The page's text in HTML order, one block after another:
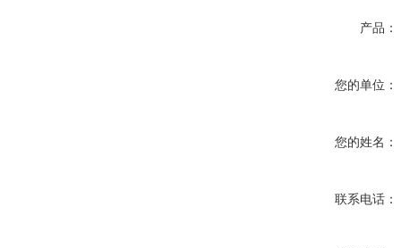
产品：
您的单位：
您的姓名：
联系电话：